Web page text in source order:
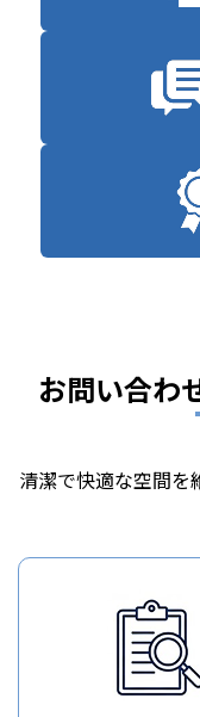
お問い合わ
清潔で快適な空間